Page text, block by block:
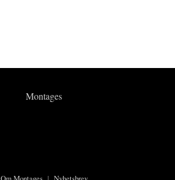
Montages